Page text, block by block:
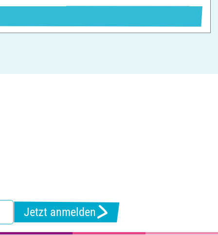
Jetzt anmelden